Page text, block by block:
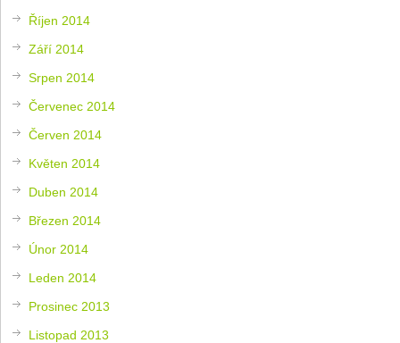
Říjen 2014
Září 2014
Srpen 2014
Červenec 2014
Červen 2014
Květen 2014
Duben 2014
Březen 2014
Únor 2014
Leden 2014
Prosinec 2013
Listopad 2013